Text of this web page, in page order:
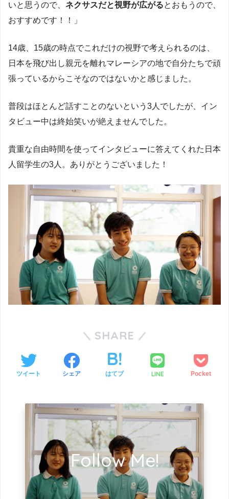
いと思うので、 ネクサスだと視野が広がるとおもうので、
おすすめです！！」
14歳、15歳の時点でこれだけの視野で考えられるのは、
日本を飛び出し親元を離れマレーシアの地で自分たちで頑
張っているからこそなのではないかと感じました。
普段はほとんど話すことのないという3人でしたが、イン
タビュー中は終始笑いが絶えませんでした。
貴重な自由時間を使ってインタビューに答えてくれた日本
人留学生の3人。ありがとうございました！
SHARE
ツイート シェア はてブ LINE Pocket
Follow Me!